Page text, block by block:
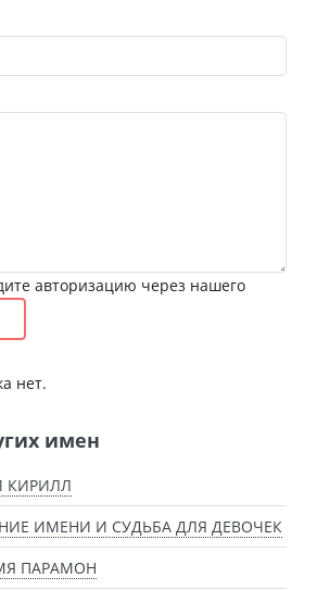
авторизацию через нашего
нет.
имен
КИРИЛЛ
ИМЕНИ И СУДЬБА ДЛЯ ДЕВОЧЕК
ПАРАМОН